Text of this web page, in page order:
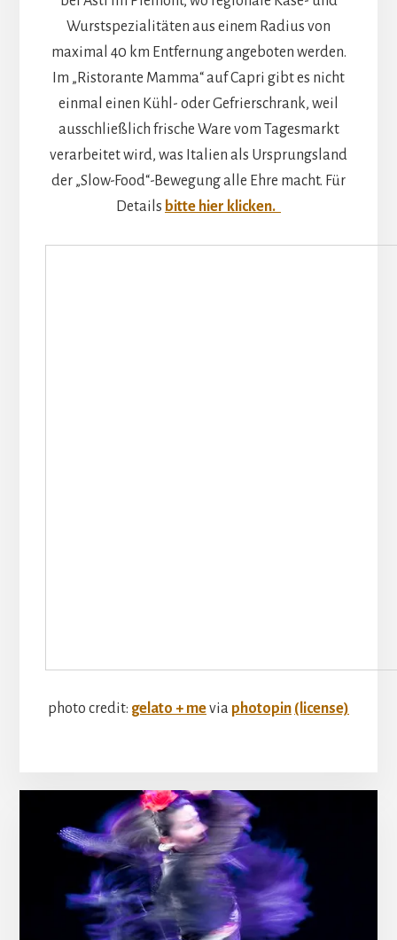
Wurstspezialitäten aus einem Radius von
maximal 40 km Entfernung angeboten werden.
Im „Ristorante Mamma“ auf Capri gibt es nicht
einmal einen Kühl- oder Gefrierschrank, weil
ausschließlich frische Ware vom Tagesmarkt
verarbeitet wird, was Italien als Ursprungsland
der „Slow-Food“-Bewegung alle Ehre macht. Für
Details bitte hier klicken.
photo credit: gelato + mevia photopin (license)